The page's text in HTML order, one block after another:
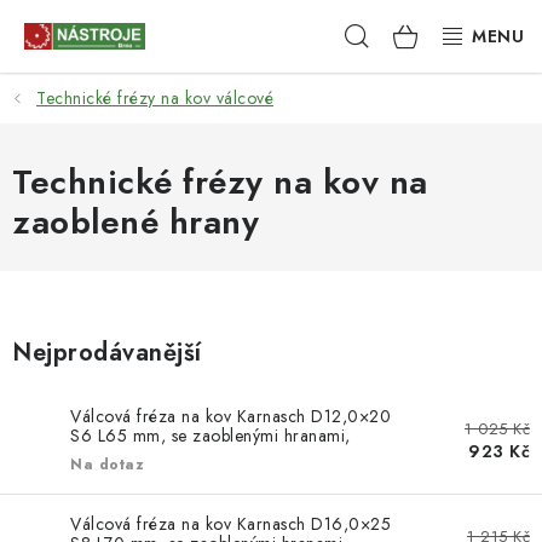
Hledat NÁKUPNÍ
KOŠÍK
NÁSTROJE
AKCE
BRUSIVO
LEPENÍ A SPOJOVÁNÍ
RUČNÍ NÁŘADÍ, PŘÍPRAVKY
Technické frézy na kov válcové
Technické frézy na kov na
zaoblené hrany
Nejprodávanější
Válcová fréza na kov Karnasch D12,0×20
S6 L65 mm, se zaoblenými hranami,
povlakovaná, HP-5
Na dotaz
1 025 Kč
923 Kč
Válcová fréza na kov Karnasch D16,0×25
1 215 Kč